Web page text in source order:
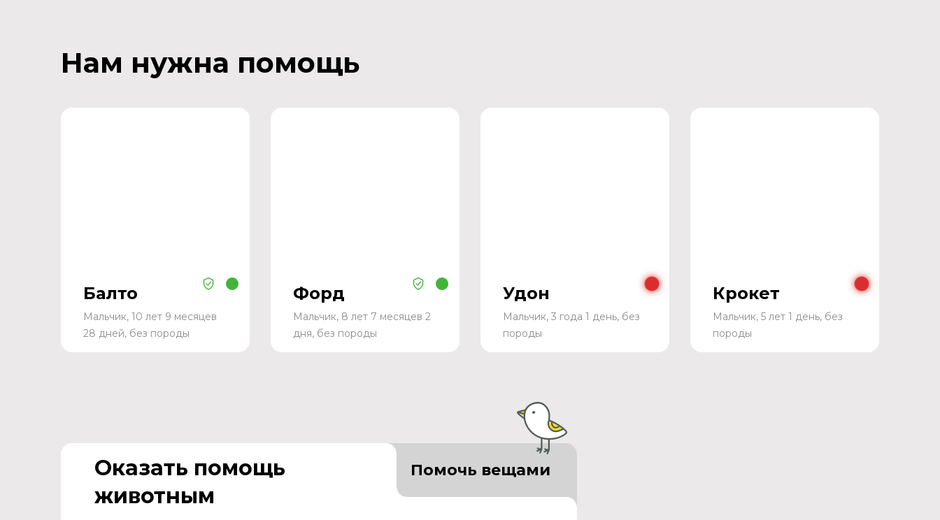
Нам нужна помощь
Балто
Мальчик, 10 лет 9 месяцев
28 дней, без породы
Форд
Мальчик, 8 лет 7 месяцев 2
дня, без породы
Удон
Мальчик, 3 года 1 день, без
породы
Крокет
Мальчик, 5 лет 1 день, без
породы
Оказать помощь
животным
Помочь вещами